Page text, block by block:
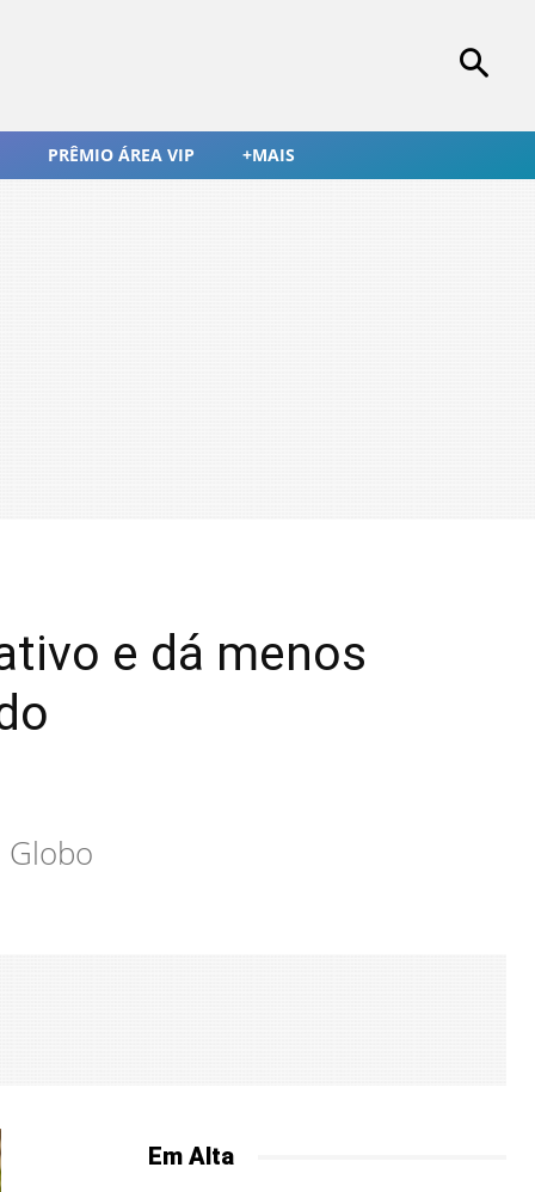
PRÊMIO ÁREA VIP +MAIS
e dá menos
Globo
Em Alta